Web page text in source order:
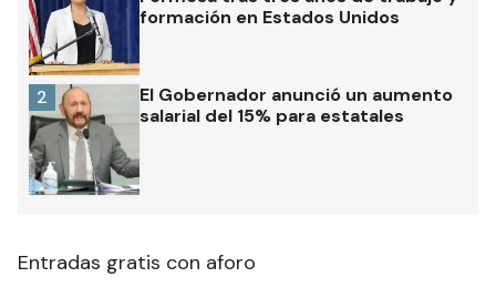
formación en Estados Unidos
El Gobernador anunció un aumento
salarial del 15% para estatales
2
Entradas gratis con aforo